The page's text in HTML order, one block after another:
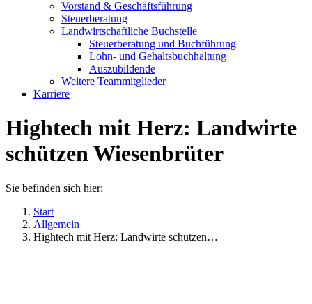
Vorstand & Geschäftsführung
Steuerberatung
Landwirtschaftliche Buchstelle
Steuerberatung und Buchführung
Lohn- und Gehaltsbuchhaltung
Auszubildende
Weitere Teammitglieder
Karriere
Hightech mit Herz: Landwirte
schützen Wiesenbrüter
Sie befinden sich hier:
Start
Allgemein
Hightech mit Herz: Landwirte schützen…